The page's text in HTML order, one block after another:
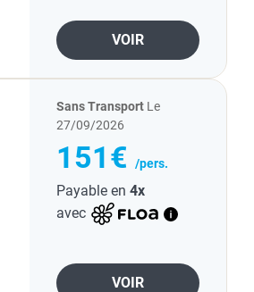
VOIR
Sans Transport Le
27/09/2026
151€ /pers.
Payable en 4x
avec
VOIR